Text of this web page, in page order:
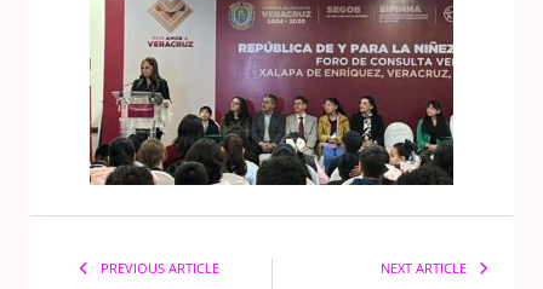
PREVIOUS ARTICLE NEXT ARTICLE